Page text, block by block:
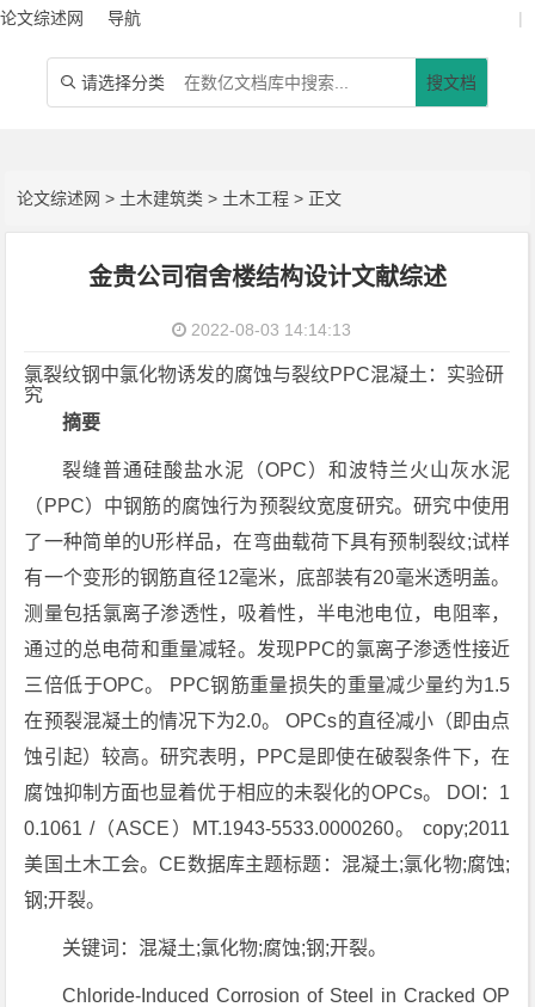
论文综述网 导航 |
 请选择分类 搜文档
论文综述网 > 土木建筑类 > 土木工程 > 正文
金贵公司宿舍楼结构设计文献综述
2022-08-03 14:14:13
氯裂纹钢中氯化物诱发的腐蚀与裂纹PPC混凝土：实验研
究
摘要
裂缝普通硅酸盐水泥（OPC）和波特兰火山灰水泥
（PPC）中钢筋的腐蚀行为预裂纹宽度研究。研究中使用
了一种简单的U形样品，在弯曲载荷下具有预制裂纹;试样
有一个变形的钢筋直径12毫米，底部装有20毫米透明盖。
测量包括氯离子渗透性，吸着性，半电池电位，电阻率，
通过的总电荷和重量减轻。发现PPC的氯离子渗透性接近
三倍低于OPC。 PPC钢筋重量损失的重量减少量约为1.5
在预裂混凝土的情况下为2.0。 OPCs的直径减小（即由点
蚀引起）较高。研究表明，PPC是即使在破裂条件下，在
腐蚀抑制方面也显着优于相应的未裂化的OPCs。 DOI：1
0.1061 /（ASCE）MT.1943-5533.0000260。 copy;2011
美国土木工会。CE数据库主题标题：混凝土;氯化物;腐蚀;
钢;开裂。
关键词：混凝土;氯化物;腐蚀;钢;开裂。
Chloride-Induced Corrosion of Steel in Cracked OP